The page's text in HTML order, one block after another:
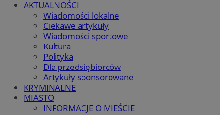
AKTUALNOŚCI
Wiadomości lokalne
Ciekawe artykuły
Wiadomości sportowe
Kultura
Polityka
Dla przedsiębiorców
Artykuły sponsorowane
KRYMINALNE
MIASTO
INFORMACJE O MIEŚCIE